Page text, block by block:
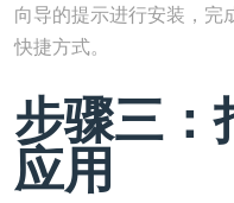
向导的提示进行安装，完
快捷方式。
步骤三：
应用